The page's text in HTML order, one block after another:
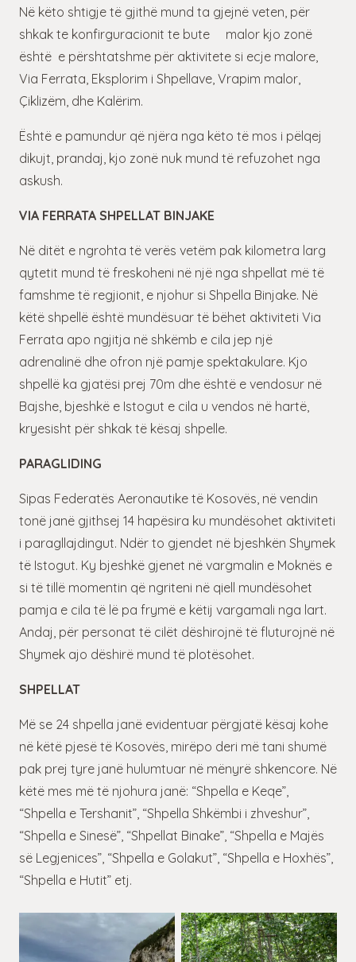
Në këto shtigje të gjithë mund ta gjejnë veten, për
shkak te konfirguracionit te bute malor kjo zonë
është e përshtatshme për aktivitete si ecje malore,
Via Ferrata, Eksplorim i Shpellave, Vrapim malor,
Çiklizëm, dhe Kalërim.
Është e pamundur që njëra nga këto të mos i pëlqej
dikujt, prandaj, kjo zonë nuk mund të refuzohet nga
askush.
VIA FERRATA SHPELLAT BINJAKE
Në ditët e ngrohta të verës vetëm pak kilometra larg
qytetit mund të freskoheni në një nga shpellat më të
famshme të regjionit, e njohur si Shpella Binjake. Në
këtë shpellë është mundësuar të bëhet aktiviteti Via
Ferrata apo ngjitja në shkëmb e cila jep një
adrenalinë dhe ofron një pamje spektakulare. Kjo
shpellë ka gjatësi prej 70m dhe është e vendosur në
Bajshe, bjeshkë e Istogut e cila u vendos në hartë,
kryesisht për shkak të kësaj shpelle.
PARAGLIDING
Sipas Federatës Aeronautike të Kosovës, në vendin
tonë janë gjithsej 14 hapësira ku mundësohet aktiviteti
i paragllajdingut. Ndër to gjendet në bjeshkën Shymek
të Istogut. Ky bjeshkë gjenet në vargmalin e Moknës e
si të tillë momentin që ngriteni në qiell mundësohet
pamja e cila të lë pa frymë e këtij vargamali nga lart.
Andaj, për personat të cilët dëshirojnë të fluturojnë në
Shymek ajo dëshirë mund të plotësohet.
SHPELLAT
Më se 24 shpella janë evidentuar përgjatë kësaj kohe
në këtë pjesë të Kosovës, mirëpo deri më tani shumë
pak prej tyre janë hulumtuar në mënyrë shkencore. Në
këtë mes më të njohura janë: “Shpella e Keqe”,
“Shpella e Tershanit”, “Shpella Shkëmbi i zhveshur”,
“Shpella e Sinesë”, “Shpellat Binake”, “Shpella e Majës
së Legjenices”, “Shpella e Golakut”, “Shpella e Hoxhës”,
“Shpella e Hutit” etj.